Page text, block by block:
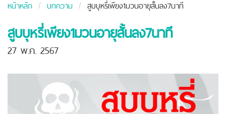
หน้าหลัก บทความ สูบบุหรี่เพียง1มวนอายุสั้นลง7นาที
สูบบุหรี่เพียง1มวนอายุสั้นลง7นาที
27 พ.ค. 2567